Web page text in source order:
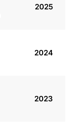
2025
2024
2023